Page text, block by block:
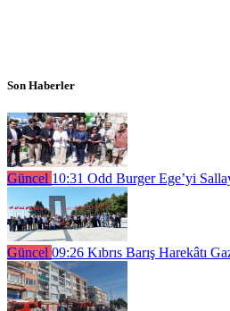
Son Haberler
Güncel 10:31 Odd Burger Ege’yi
Güncel 09:26 Kıbrıs Barış Harekâtı